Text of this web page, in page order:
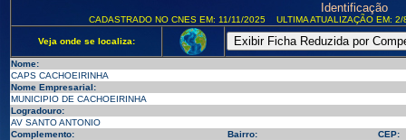
Identificação
CADASTRADO NO CNES EM: 11/11/2025 ULTIMA ATUALIZAÇÃO EM:
Veja onde se localiza:
Nome:
CAPS CACHOEIRINHA
Nome Empresarial:
MUNICIPIO DE CACHOEIRINHA
Logradouro:
AV SANTO ANTONIO
Complemento:
Bairro:
CEP: